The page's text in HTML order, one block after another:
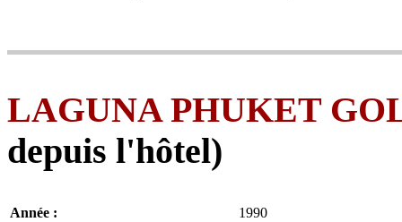
LAGUNA PHUKET
depuis l'hôtel)
Année :
1990